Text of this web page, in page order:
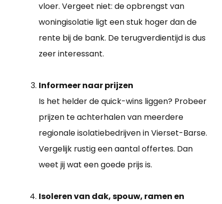
vloer. Vergeet niet: de opbrengst van
woningisolatie ligt een stuk hoger dan de
rente bij de bank. De terugverdientijd is dus
zeer interessant.
Informeer naar prijzen
Is het helder de quick-wins liggen? Probeer
prijzen te achterhalen van meerdere
regionale isolatiebedrijven in Vierset-Barse.
Vergelijk rustig een aantal offertes. Dan
weet jij wat een goede prijs is.
Isoleren van dak, spouw, ramen en